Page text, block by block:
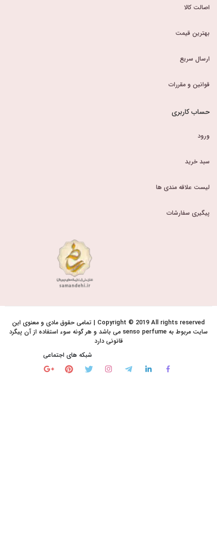
اصالت کالا
بهترین قیمت
ارسال سریع
قوانین و مقررات
حساب کاربری
ورود
سبد خرید
لیست علاقه مندی ها
پیگیری سفارشات
Copyright © 2019 All rights reserved | تمامی حقوق مادی و معنوی این
سایت مربوط به senso perfume می باشد و هر گونه سوء استفاده از آن پیگرد
قانونی دارد
شبکه های اجتماعی